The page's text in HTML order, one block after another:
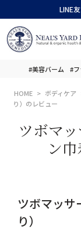
LINE
#美容バーム #
HOME ボディケア
り）のレビュー
ツボマ
ン
ツボマッサ
り）